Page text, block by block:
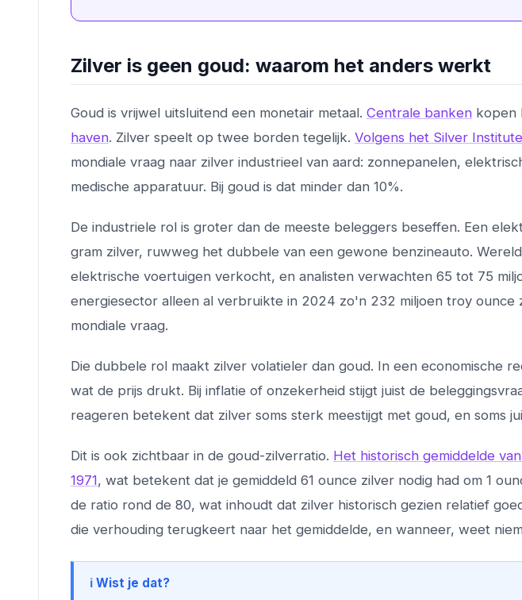
Zilver is geen goud: waarom het anders werkt
Goud is vrijwel uitsluitend een monetair metaal. Centrale banken kopen
haven. Zilver speelt op twee borden tegelijk. Volgens het Silver Institute
mondiale vraag naar zilver industrieel van aard: zonnepanelen,
medische apparatuur. Bij goud is dat minder dan 10%.
De industriele rol is groter dan de meeste beleggers beseffen. Een
gram zilver, ruwweg het dubbele van een gewone benzineauto.
elektrische voertuigen verkocht, en analisten verwachten 65 tot 75
energiesector alleen al verbruikte in 2024 zo'n 232 miljoen troy ounce
mondiale vraag.
Die dubbele rol maakt zilver volatieler dan goud. In een economische
wat de prijs drukt. Bij inflatie of onzekerheid stijgt juist de
reageren betekent dat zilver soms sterk meestijgt met goud, en soms
Dit is ook zichtbaar in de goud-zilverratio. Het historisch gemiddelde
1971, wat betekent dat je gemiddeld 61 ounce zilver nodig had om 1
de ratio rond de 80, wat inhoudt dat zilver historisch gezien relatief
die verhouding terugkeert naar het gemiddelde, en wanneer, weet
ℹ️ Wist je dat?